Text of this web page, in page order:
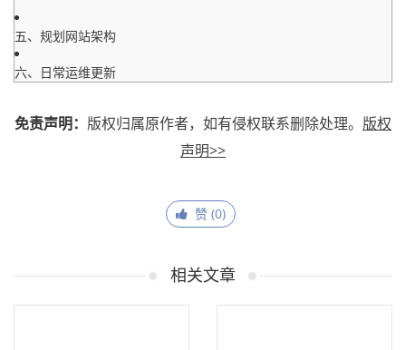
五、规划网站架构
六、日常运维更新
免责声明： 版权归属原作者，如有侵权联系删除处理。 版权
声明>>
赞 (0)
相关文章